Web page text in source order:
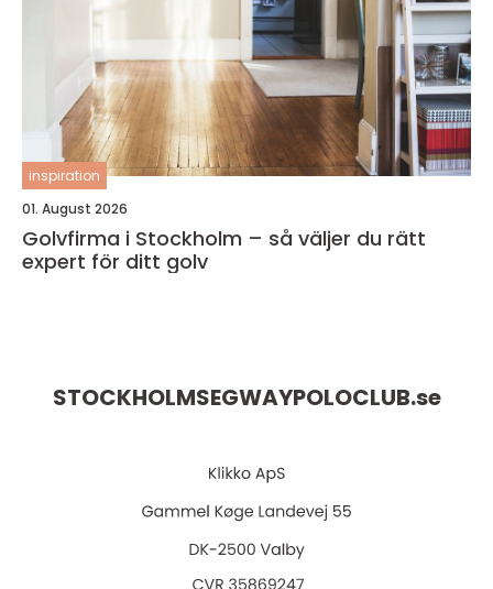
inspiration
01. August 2026
Golvfirma i Stockholm – så väljer du rätt
expert för ditt golv
STOCKHOLMSEGWAYPOLOCLUB.se